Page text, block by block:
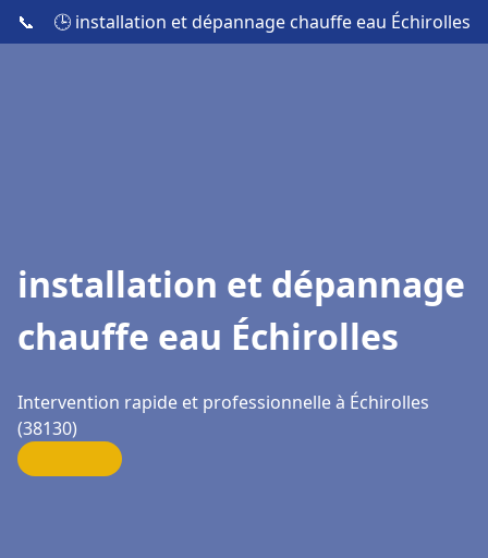
📞 🕒 installation et dépannage chauffe eau Échirolles
installation et dépannage
chauffe eau Échirolles
Intervention rapide et professionnelle à Échirolles
(38130)